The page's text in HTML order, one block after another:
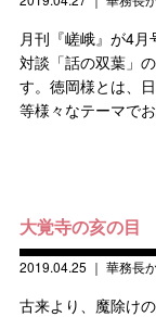
月刊『嵯峨』が4
対談「話の双葉」
す。徳岡様とは、
等様々なテーマで
大覚寺の亥の目
2019.04.25 ｜ 華務長
古来より、魔除け